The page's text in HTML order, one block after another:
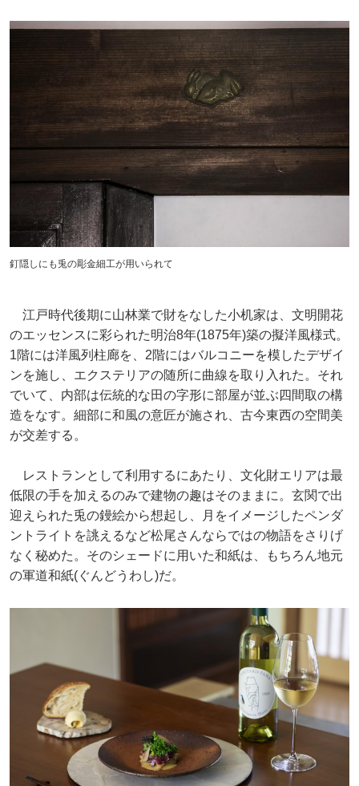
釘隠しにも兎の彫金細工が用いられて
江戸時代後期に山林業で財をなした小机家は、文明開花
のエッセンスに彩られた明治8年(1875年)築の擬洋風様式。
1階には洋風列柱廊を、2階にはバルコニーを模したデザイ
ンを施し、エクステリアの随所に曲線を取り入れた。それ
でいて、内部は伝統的な田の字形に部屋が並ぶ四間取の構
造をなす。細部に和風の意匠が施され、古今東西の空間美
が交差する。
レストランとして利用するにあたり、文化財エリアは最
低限の手を加えるのみで建物の趣はそのままに。玄関で出
迎えられた兎の鏝絵から想起し、月をイメージしたペンダ
ントライトを誂えるなど松尾さんならではの物語をさりげ
なく秘めた。そのシェードに用いた和紙は、もちろん地元
の軍道和紙(ぐんどうわし)だ。